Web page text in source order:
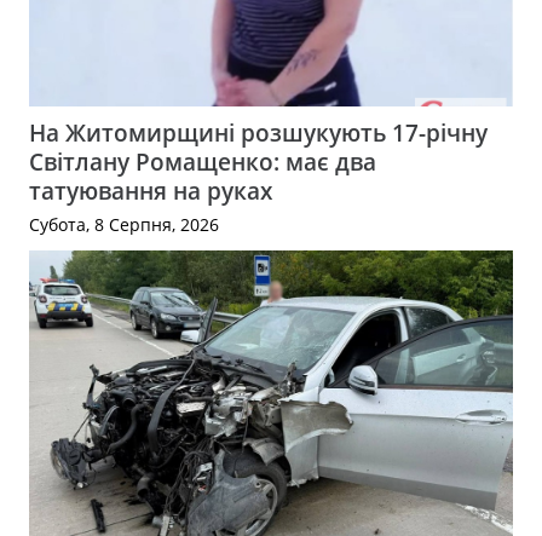
На Житомирщині розшукують 17-річну
Світлану Ромащенко: має два
татуювання на руках
Субота, 8 Серпня, 2026